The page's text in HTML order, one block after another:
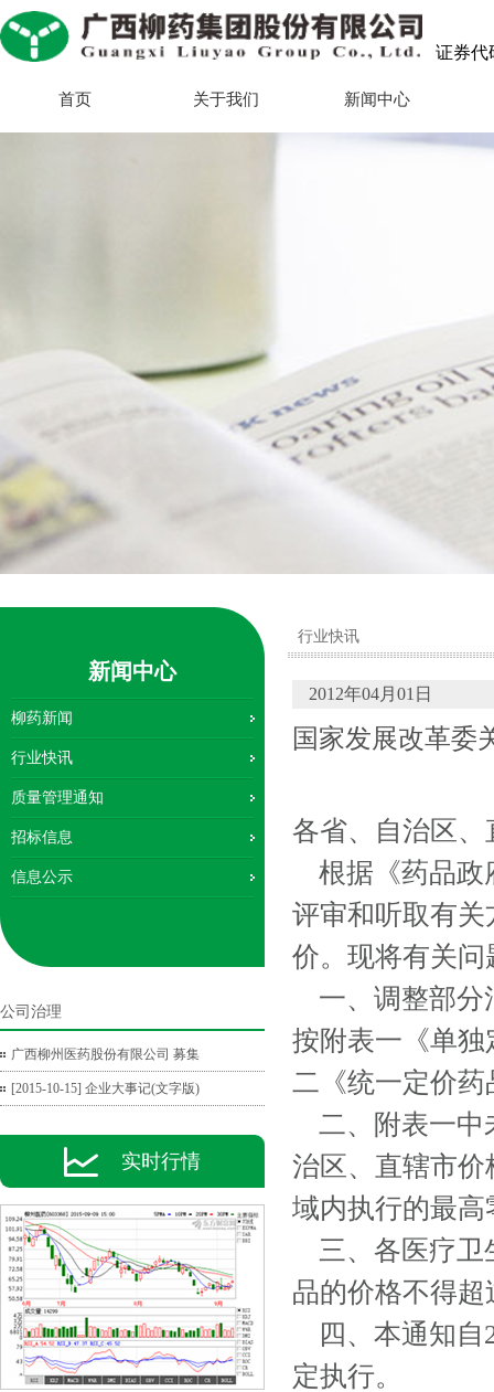
证券代
首页 关于我们 新闻中心
新闻中心
柳药新闻
行业快讯
质量管理通知
招标信息
信息公示
公司治理
广西柳州医药股份有限公司 募集
[2015-10-15] 企业大事记(文字版)
实时行情
行业快讯
2012年04月01日
国家发展改革委
各省、自治区
根据《药品政
评审和听取有
价。现将有关
一、调整部分
按附表一《单
二《统一定价
二、附表一中
治区、直辖市
域内执行的最高
三、各医疗卫
品的价格不得
四、本通知自
定执行。